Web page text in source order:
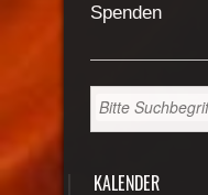
Spenden
KALENDER